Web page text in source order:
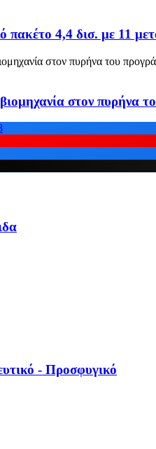
πακέτο 4,4 δισ. με 11
βιομηχανία στον πυρήνα
- Προσφυγικό